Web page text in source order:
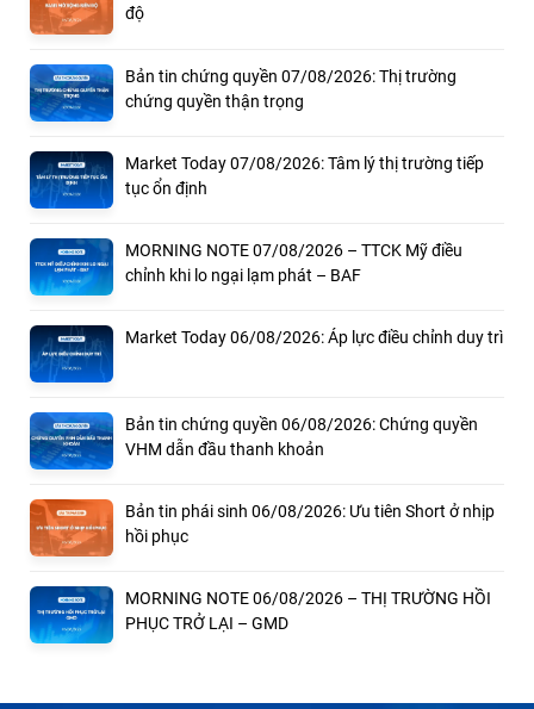
độ
Bản tin chứng quyền 07/08/2026: Thị trường
chứng quyền thận trọng
Market Today 07/08/2026: Tâm lý thị trường tiếp
tục ổn định
MORNING NOTE 07/08/2026 – TTCK Mỹ điều
chỉnh khi lo ngại lạm phát – BAF
Market Today 06/08/2026: Áp lực điều chỉnh duy trì
Bản tin chứng quyền 06/08/2026: Chứng quyền
VHM dẫn đầu thanh khoản
Bản tin phái sinh 06/08/2026: Ưu tiên Short ở nhịp
hồi phục
MORNING NOTE 06/08/2026 – THỊ TRƯỜNG HỒI
PHỤC TRỞ LẠI – GMD